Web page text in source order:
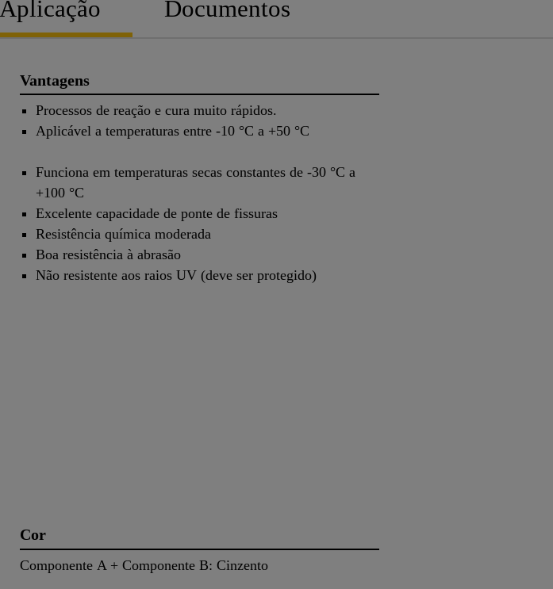
Aplicação Documentos
Vantagens
Processos de reação e cura muito rápidos.
Aplicável a temperaturas entre -10 °C a +50 °C
Funciona em temperaturas secas constantes de -30 °C a
+100 °C
Excelente capacidade de ponte de fissuras
Resistência química moderada
Boa resistência à abrasão
Não resistente aos raios UV (deve ser protegido)
Cor
Componente A + Componente B: Cinzento